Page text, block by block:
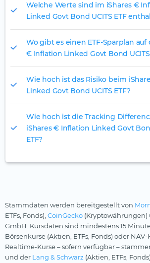
Welche Werte sind im iShares €
Linked Govt Bond UCITS ETF
Wo gibt es einen ETF-Sparplan auf
€ Inflation Linked Govt Bond UCITS
Wie hoch ist das Risiko beim
Linked Govt Bond UCITS ETF?
Wie hoch ist die Tracking
iShares € Inflation Linked Govt
ETF?
Stammdaten werden bereitgestellt von
ETFs, Fonds), CoinGecko (Kryptowährungen)
GmbH. Kursdaten sind mindestens 15
Börsenkurse (Aktien, ETFs, Fonds) oder NAV-
Realtime-Kurse – sofern verfügbar –
und der Lang & Schwarz (Aktien, ETFs,